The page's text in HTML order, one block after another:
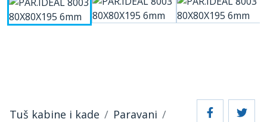
Tuš kabine i kade Paravani